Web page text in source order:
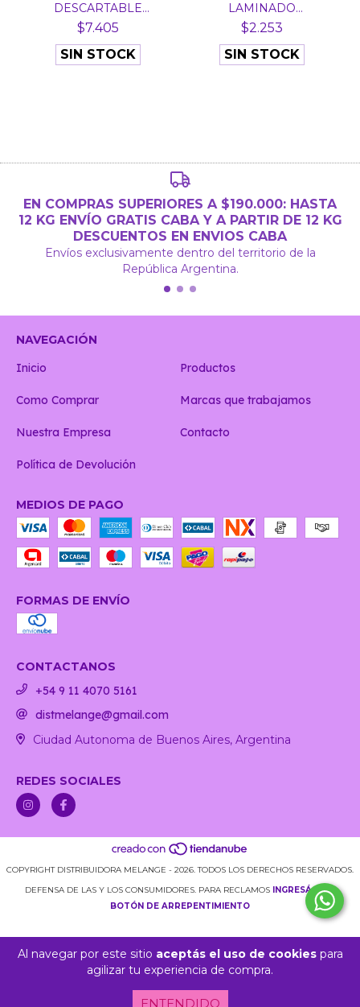
Al navegar por este sitio aceptás el uso de cookiespara
agilizar tu experiencia de compra.
ENTENDIDO
DESCARTABLE
FRISELINA X...
$7.405
SIN STOCK
LAMINADO
DESCARTABLE X UNID...
$2.253
SIN STOCK
EN COMPRAS SUPERIORES A $190.000: HASTA
12 KG ENVÍO GRATIS CABA Y A PARTIR DE 12 KG
DESCUENTOS EN ENVIOS CABA
Envíos exclusivamente dentro del territorio de la
República Argentina.
NAVEGACIÓN
Inicio
Productos
Como Comprar Marcas que trabajamos
Nuestra Empresa Contacto
Política de Devolución
MEDIOS DE PAGO
FORMAS DE ENVÍO
CONTACTANOS
+54 9 11 4070 5161
distmelange@gmail.com
Ciudad Autonoma de Buenos Aires, Argentina
REDES SOCIALES
COPYRIGHT DISTRIBUIDORA MELANGE - 2026. TODOS LOS DERECHOS RESERVADOS.
DEFENSA DE LAS Y LOS CONSUMIDORES. PARA RECLAMOS
INGRESÁ ACÁ.
BOTÓN DE ARREPENTIMIENTO